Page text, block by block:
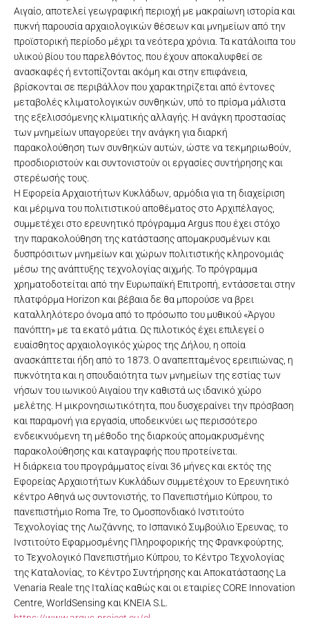
Αιγαίο, αποτελεί γεωγραφική περιοχή με μακραίωνη ιστορία και
πυκνή παρουσία αρχαιολογικών θέσεων και μνημείων από την
προϊστορική περίοδο μέχρι τα νεότερα χρόνια. Τα κατάλοιπα του
υλικού βίου του παρελθόντος, που έχουν αποκαλυφθεί σε
ανασκαφές ή εντοπίζονται ακόμη και στην επιφάνεια,
βρίσκονται σε περιβάλλον που χαρακτηρίζεται από έντονες
μεταβολές κλιματολογικών συνθηκών, υπό το πρίσμα μάλιστα
της εξελισσόμενης κλιματικής αλλαγής. Η ανάγκη προστασίας
των μνημείων υπαγορεύει την ανάγκη για διαρκή
παρακολούθηση των συνθηκών αυτών, ώστε να τεκμηριωθούν,
προσδιοριστούν και συντονιστούν οι εργασίες συντήρησης και
στερέωσής τους.
Η Εφορεία Αρχαιοτήτων Κυκλάδων, αρμόδια για τη διαχείριση
και μέριμνα του πολιτιστικού αποθέματος στο Αρχιπέλαγος,
συμμετέχει στο ερευνητικό πρόγραμμα Argus που έχει στόχο
την παρακολούθηση της κατάστασης απομακρυσμένων και
δυσπρόσιτων μνημείων και χώρων πολιτιστικής κληρονομιάς
μέσω της ανάπτυξης τεχνολογίας αιχμής. Το πρόγραμμα
χρηματοδοτείται από την Ευρωπαϊκή Επιτροπή, εντάσσεται στην
πλατφόρμα Horizon και βέβαια δε θα μπορούσε να βρει
καταλληλότερο όνομα από το πρόσωπο του μυθικού «Άργου
πανόπτη» με τα εκατό μάτια. Ως πιλοτικός έχει επιλεγεί ο
ευαίσθητος αρχαιολογικός χώρος της Δήλου, η οποία
ανασκάπτεται ήδη από το 1873. Ο αναπεπταμένος ερειπιώνας, η
πυκνότητα και η σπουδαιότητα των μνημείων της εστίας των
νήσων του ιωνικού Αιγαίου την καθιστά ως ιδανικό χώρο
μελέτης. Η μικρονησιωτικότητα, που δυσχεραίνει την πρόσβαση
και παραμονή για εργασία, υποδεικνύει ως περισσότερο
ενδεικνυόμενη τη μέθοδο της διαρκούς απομακρυσμένης
παρακολούθησης και καταγραφής που προτείνεται.
Η διάρκεια του προγράμματος είναι 36 μήνες και εκτός της
Εφορείας Αρχαιοτήτων Κυκλάδων συμμετέχουν το Ερευνητικό
κέντρο Αθηνά ως συντονιστής, το Πανεπιστήμιο Κύπρου, το
πανεπιστήμιο Roma Tre, το Ομοσπονδιακό Ινστιτούτο
Τεχνολογίας της Λωζάννης, το Ισπανικό Συμβούλιο Έρευνας, το
Ινστιτούτο Εφαρμοσμένης Πληροφορικής της Φρανκφούρτης,
το Τεχνολογικό Πανεπιστήμιο Κύπρου, το Κέντρο Τεχνολογίας
της Καταλονίας, το Κέντρο Συντήρησης και Αποκατάστασης La
Venaria Reale της Ιταλίας καθώς και οι εταιρίες CORE Innovation
Centre, WorldSensing και KNEIA S.L.